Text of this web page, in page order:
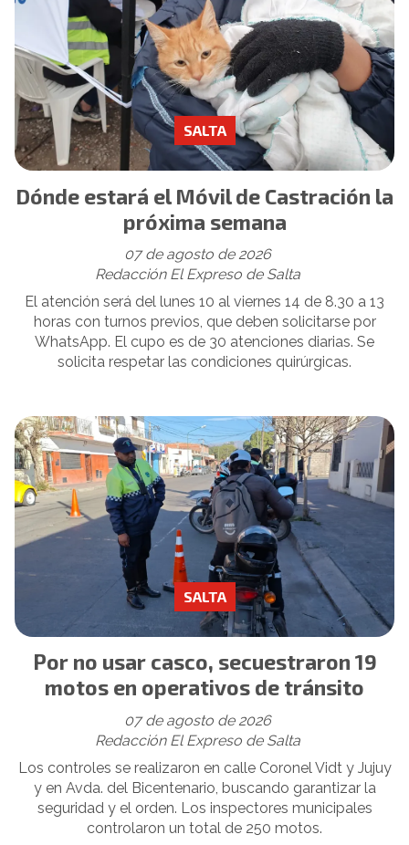
Dónde estará el Móvil de Castración la
próxima semana
Redacción El Expreso de Salta
SALTA
07 de agosto de 2026
El atención será del lunes 10 al viernes 14 de 8.30 a 13
horas con turnos previos, que deben solicitarse por
WhatsApp. El cupo es de 30 atenciones diarias. Se
solicita respetar las condiciones quirúrgicas.
Por no usar casco, secuestraron 19
motos en operativos de tránsito
Redacción El Expreso de Salta
SALTA
07 de agosto de 2026
Los controles se realizaron en calle Coronel Vidt y Jujuy
y en Avda. del Bicentenario, buscando garantizar la
seguridad y el orden. Los inspectores municipales
controlaron un total de 250 motos.